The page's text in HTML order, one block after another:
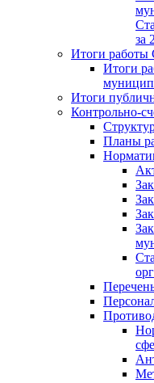
за
Итоги работы
Итоги
Итоги
Контрольно-
Планы